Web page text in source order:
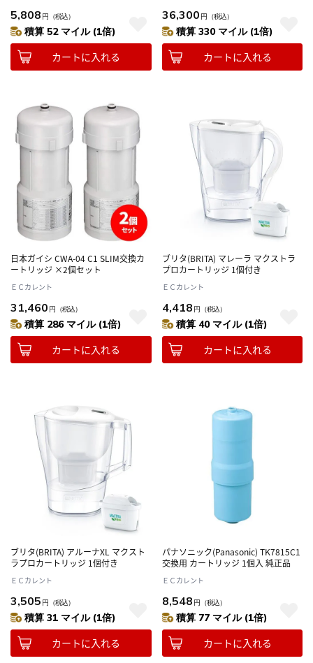
5,808 円 （税込）
積算 52 マイル (1倍)
カートに入れる
36,300 円 （税込）
積算 330 マイル (1倍)
カートに入れる
日本ガイシ CWA-04 C1 SLIM交換カ
ートリッジ ×2個セット
ＥＣカレント
31,460 円 （税込）
積算 286 マイル (1倍)
カートに入れる
ブリタ(BRITA) マレーラ マクストラ
プロカートリッジ 1個付き
ＥＣカレント
4,418 円 （税込）
積算 40 マイル (1倍)
カートに入れる
ブリタ(BRITA) アルーナXL マクスト
ラプロカートリッジ 1個付き
ＥＣカレント
3,505 円 （税込）
積算 31 マイル (1倍)
カートに入れる
パナソニック(Panasonic) TK7815C1
交換用 カートリッジ 1個入 純正品
ＥＣカレント
8,548 円 （税込）
積算 77 マイル (1倍)
カートに入れる